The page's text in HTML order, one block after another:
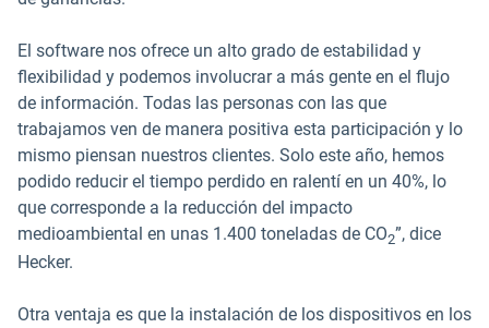
El software nos ofrece un alto grado de estabilidad y
flexibilidad y podemos involucrar a más gente en el flujo
de información. Todas las personas con las que
trabajamos ven de manera positiva esta participación y lo
mismo piensan nuestros clientes. Solo este año, hemos
podido reducir el tiempo perdido en ralentí en un 40%, lo
que corresponde a la reducción del impacto
medioambiental en unas 1.400 toneladas de CO2”, dice
Hecker.
Otra ventaja es que la instalación de los dispositivos en los